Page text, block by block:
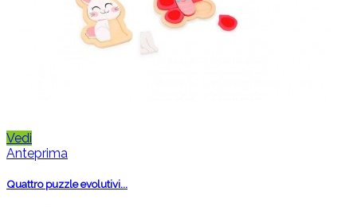
Vedi
Anteprima
Quattro puzzle evolutivi...